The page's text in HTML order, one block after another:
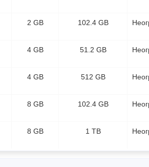
2 GB 102.4 GB
4 GB 51.2 GB
4 GB 512 GB
8 GB 102.4 GB
8 GB 1 TB